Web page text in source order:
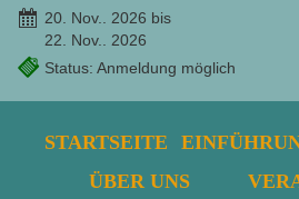
20. Nov.. 2026 bis
22. Nov.. 2026
Status: Anmeldung möglich
STARTSEITE
ÜBER UNS